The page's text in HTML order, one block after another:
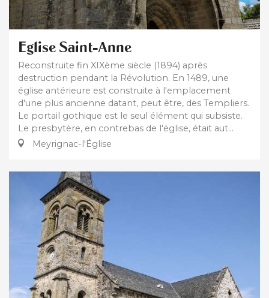
Eglise Saint-Anne
Reconstruite fin XIXème siècle (1894) après
destruction pendant la Révolution. En 1489, une
église antérieure est construite à l'emplacement
d'une plus ancienne datant, peut être, des Templiers.
Le portail gothique est le seul élément qui subsiste.
Le presbytère, en contrebas de l'église, était aut...
Meyrignac-l'Église